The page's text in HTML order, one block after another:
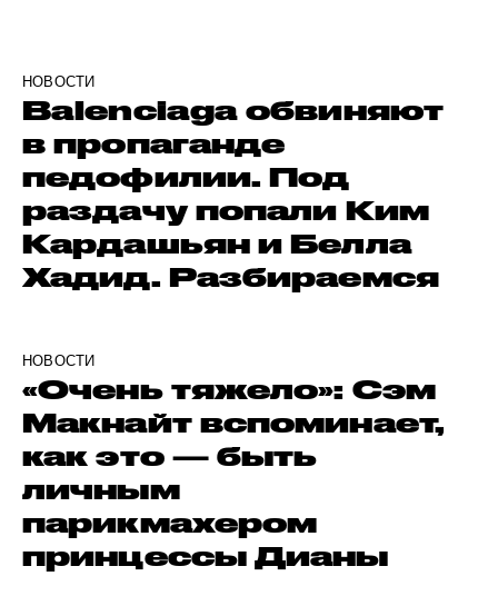
НОВОСТИ
Balenciaga обвиняют
в пропаганде
педофилии. Под
раздачу попали Ким
Кардашьян и Белла
Хадид. Разбираемся
НОВОСТИ
«Очень тяжело»: Сэм
Макнайт вспоминает,
как это — быть
личным
парикмахером
принцессы Дианы